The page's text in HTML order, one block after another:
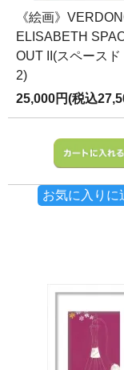
《絵画》
ELISABETH
OUT II(スペースド
2)
25,000円(税込
お気に入りに